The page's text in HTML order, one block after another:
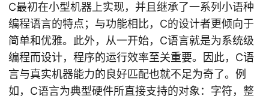
C最初在小型机器上实现，并且继承了一系列小语种
编程语言的特点；与功能相比，C的设计者更倾向于
简单和优雅。此外，从一开始，C语言就是为系统级
编程而设计，程序的运行效率至关重要。因此，C语
言与真实机器能力的良好匹配也就不足为奇了。例
如，C语言为典型硬件所直接支持的对象：字符，整